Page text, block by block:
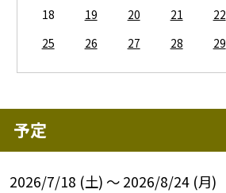
18
19 20 21 22
25
26 27 28 29
予定
2026/7/18 (土) ～ 2026/8/24 (月)